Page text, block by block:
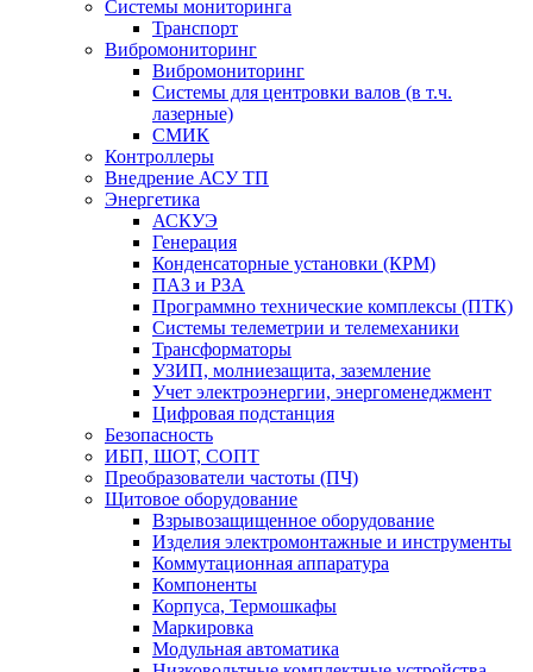
Системы мониторинга
Транспорт
Вибромониторинг
Вибромониторинг
Системы для центровки валов (в т.ч.
лазерные)
СМИК
Контроллеры
Внедрение АСУ ТП
Энергетика
АСКУЭ
Генерация
Конденсаторные установки (КРМ)
ПАЗ и РЗА
Программно технические комплексы (ПТК)
Системы телеметрии и телемеханики
Трансформаторы
УЗИП, молниезащита, заземление
Учет электроэнергии, энергоменеджмент
Цифровая подстанция
Безопасность
ИБП, ШОТ, СОПТ
Преобразователи частоты (ПЧ)
Щитовое оборудование
Взрывозащищенное оборудование
Изделия электромонтажные и инструменты
Коммутационная аппаратура
Компоненты
Корпуса, Термошкафы
Маркировка
Модульная автоматика